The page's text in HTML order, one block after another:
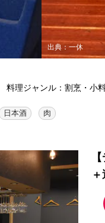
出典：一休
料理ジャンル：割烹・小
日本酒 肉